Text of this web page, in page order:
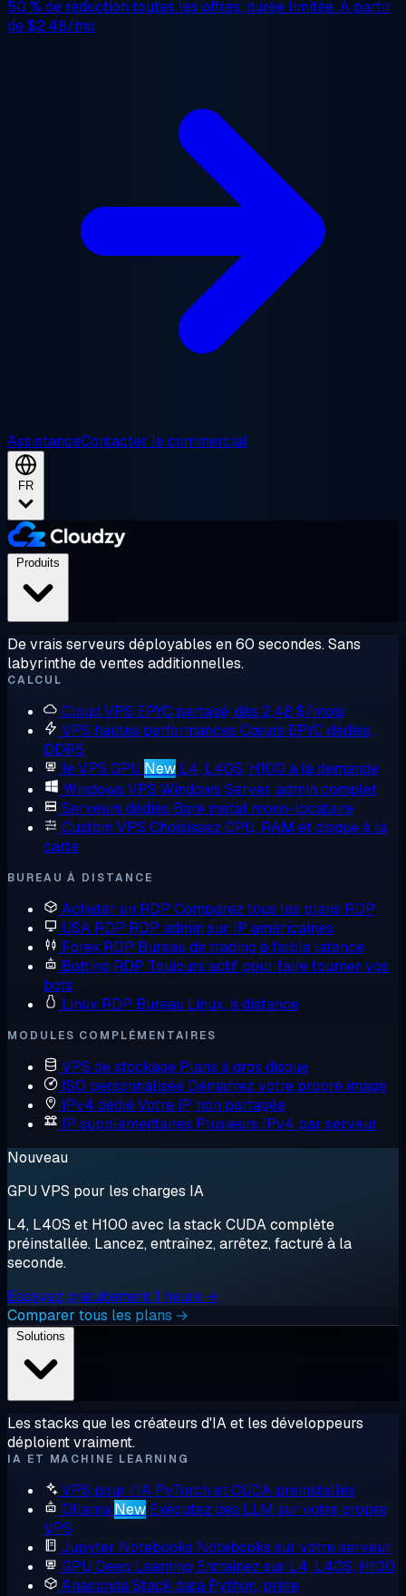
50 % de réduction toutes les offres, durée limitée. À partir
de$2.48/mo
AssistanceContacter le commercial
FR
De vrais serveurs déployables en 60 secondes. Sans
labyrinthe de ventes additionnelles.
CALCUL
Cloud VPS EPYC partagé, dès 2,48 $/mois
VPS hautes performances Cœurs EPYC dédiés,
DDR5
le VPS GPU New L4, L40S, H100 à la demande
Windows VPS Windows Server, admin complet
Serveurs dédiés Bare metal mono-locataire
Custom VPS Choisissez CPU, RAM et disque à la
carte
BUREAU À DISTANCE
Acheter un RDP Comparez tous les plans RDP
USA RDP RDP admin sur IP américaines
Forex RDP Bureau de trading à faible latence
Botting RDP Toujours actif pour faire tourner vos
bots
Linux RDP Bureau Linux, à distance
MODULES COMPLÉMENTAIRES
VPS de stockage Plans à gros disque
ISO personnalisée Démarrez votre propre image
IPv4 dédiéVotre IP, non partagée
IP supplémentaires Plusieurs IPv4 par serveur
Nouveau
GPU VPS pour les charges IA
L4, L40S et H100 avec la stack CUDA complète
préinstallée. Lancez, entraînez, arrêtez, facturé à la
seconde.
Essayez gratuitement 1 heure →
Comparer tous les plans →
Les stacks que les créateurs d'IA et les développeurs
déploient vraiment.
IA ET MACHINE LEARNING
VPS pour l'IA PyTorch et CUDA préinstallés
Ollama New Exécutez des LLM sur votre propre
VPS
Jupyter Notebooks Notebooks sur votre serveur
GPU Deep Learning Entraînez sur L4, L40S, H100
AnacondaStack data Python, prête